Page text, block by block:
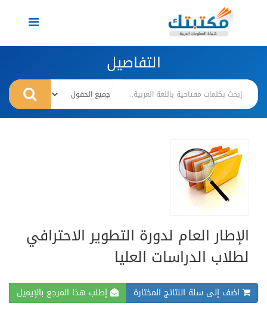
Toggle
navigation
التفاصيل
الإطار العام لدورة التطوير الاحترافي
لطلاب الدراسات العليا
اضف إلى سلة النتائج المختارة إطلب هذا المرجع بالإيميل